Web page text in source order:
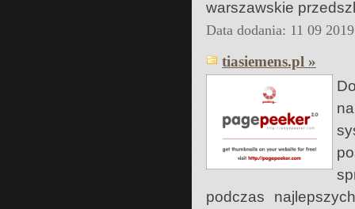
warszawskie
Data dodania: 11 09
tiasiemens.pl »
podczas